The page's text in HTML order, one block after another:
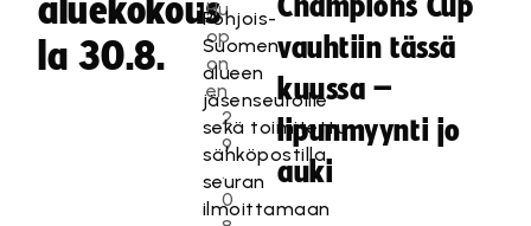
aluekokous
la 30.8.
Hu
op
on
en
2
9
.
0
Pohjois-
Suomen
alueen
jäsenseuroille
sekä toimitettu
sähköpostilla
seuran
ilmoittamaan
Champions Cup
vauhtiin tässä
kuussa –
lipunmyynti jo
auki